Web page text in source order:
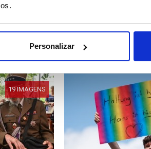
Personalizar
Supertaça
Amesterdão
ID: 47552605
19 IMAGENS